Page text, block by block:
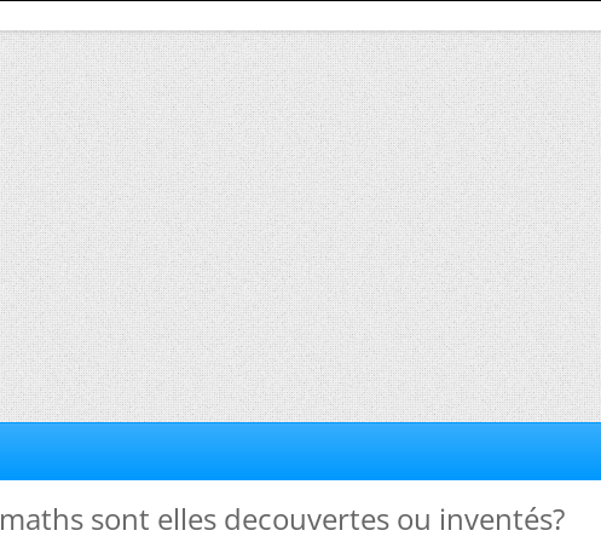
maths sont elles decouvertes ou inventés?